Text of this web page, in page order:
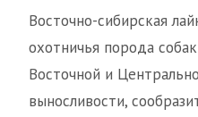
Восточно-сибирская
охотничья порода
Восточной и
выносливости,